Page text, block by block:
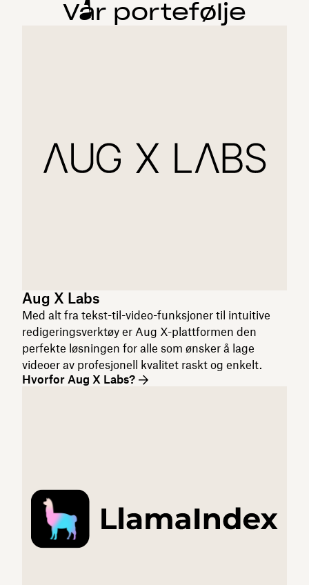
Vår portefølje
Aug X Labs
Med alt fra tekst-til-video-funksjoner til intuitive
redigeringsverktøy er Aug X-plattformen den
perfekte løsningen for alle som ønsker å lage
videoer av profesjonell kvalitet raskt og enkelt.
Hvorfor Aug X Labs?